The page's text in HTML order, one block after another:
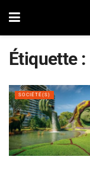
Étiquette :
SOCIÉTÉ(S)